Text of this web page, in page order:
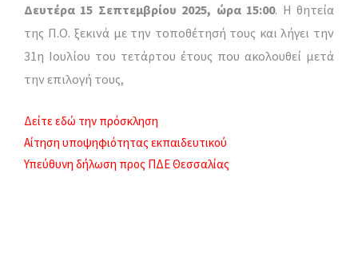
Δευτέρα 15 Σεπτεμβρίου 2025, ώρα 15:00. Η θητεία
της Π.Ο. ξεκινά με την τοποθέτησή τους και λήγει την
31η Ιουλίου του τετάρτου έτους που ακολουθεί μετά
την επιλογή τους,
Δείτε εδώ την πρόσκληση
Αίτηση υποψηφιότητας εκπαιδευτικού
Υπεύθυνη δήλωση προς ΠΔΕ Θεσσαλίας